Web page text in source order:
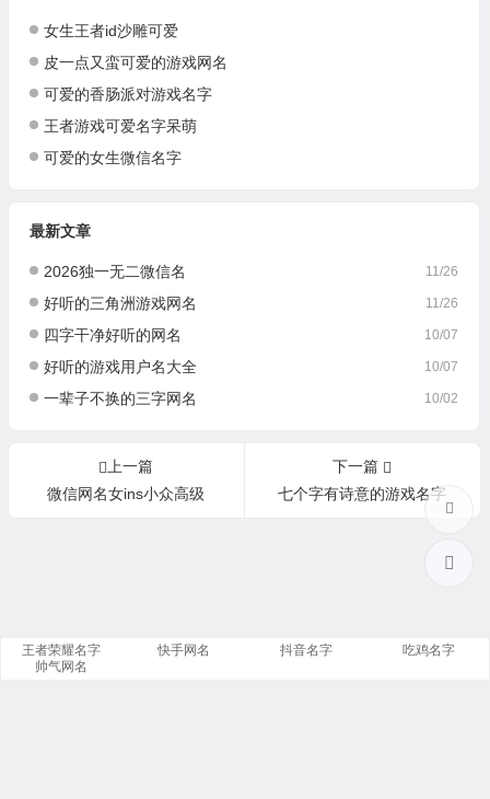
女生王者id沙雕可爱
皮一点又蛮可爱的游戏网名
可爱的香肠派对游戏名字
王者游戏可爱名字呆萌
可爱的女生微信名字
最新文章
11/26
2026独一无二微信名
11/26
好听的三角洲游戏网名
10/07
四字干净好听的网名
10/07
好听的游戏用户名大全
10/02
一辈子不换的三字网名
上一篇
微信网名女ins小众高级
下一篇
七个字有诗意的游戏名字
王者荣耀名字 快手网名 抖音名字
吃鸡名字
帅气网名